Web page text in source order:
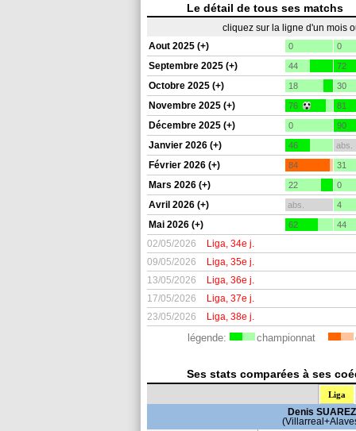
Le détail de tous ses matchs
cliquez sur la ligne d'un mois
Aout 2025 (+)
0 0
Septembre 2025 (+) 44 72
Octobre 2025 (+) 18 30
Novembre 2025 (+) 76 81
Décembre 2025 (+) 0 90
Janvier 2026 (+) 46 abs.
Février 2026 (+) 84 31
Mars 2026 (+) 22 0
Avril 2026 (+) abs. 4
Mai 2026 (+) 62 44
02/05/2026 Liga, 34e j.
09/05/2026
Liga, 35e j.
13/05/2026
Liga, 36e j.
17/05/2026
Liga, 37e j.
23/05/2026
Liga, 38e j.
légende: championnat
Ses stats comparées à ses
Liga
Denis SUAREZ